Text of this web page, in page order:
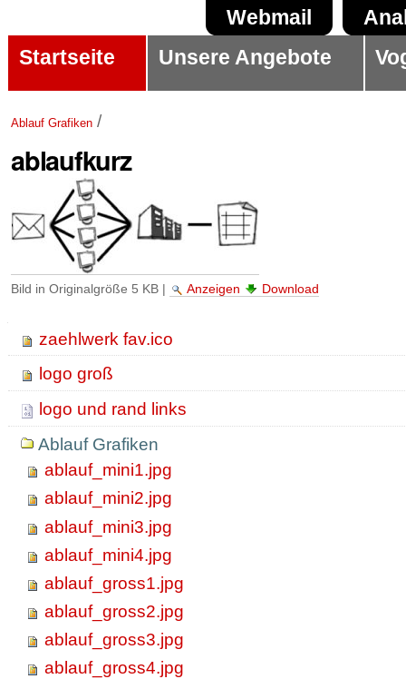
zum
Inhalt
Direkt
zur
Navigation
Benutzerspezifische
Werkzeuge
Webmail
Startseite Unsere Angebote
Ablauf Grafiken /
ablaufkurz
Bild in Originalgröße 5 KB | Anzeigen Download
zaehlwerk fav.ico
logo groß
logo und rand links
Ablauf Grafiken
ablauf_mini1.jpg
ablauf_mini2.jpg
ablauf_mini3.jpg
ablauf_mini4.jpg
ablauf_gross1.jpg
ablauf_gross2.jpg
ablauf_gross3.jpg
ablauf_gross4.jpg